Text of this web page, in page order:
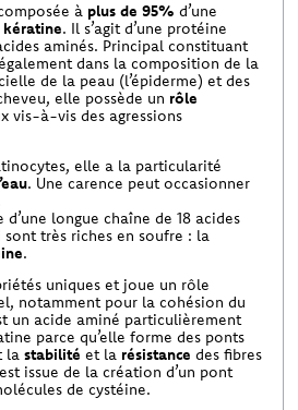
à plus de 95% d’une
kératine. Il s’agit d’une protéine
aminés. Principal constituant
dans la composition de la
de la peau (l’épiderme) et des
elle possède un rôle
vis-à-vis des agressions
elle a la particularité
. Une carence peut occasionner
longue chaîne de 18 acides
très riches en soufre : la
.
uniques et joue un rôle
notamment pour la cohésion du
un acide aminé particulièrement
parce qu’elle forme des ponts
la stabilité et la résistance des fibres
est issue de la création d’un pont
de cystéine.